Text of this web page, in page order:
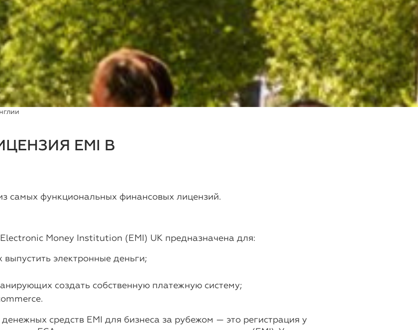
EMI В
самых функциональных финансовых лицензий.
Money Institution (EMI) UK предназначена для:
электронные деньги;
создать собственную платежную систему;
средств EMI для бизнеса за рубежом — это регистрация у